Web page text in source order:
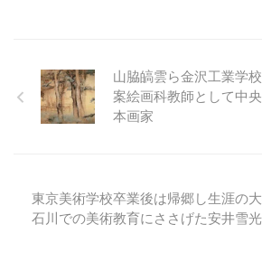
山脇皜雲ら金沢工業学
案絵画科教師として中
本画家
東京美術学校卒業後は帰郷し生涯の
石川での美術教育にささげた安井雪光